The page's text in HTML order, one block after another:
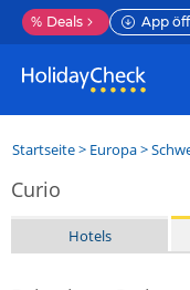
% Deals App
Startseite> Europa>
Curio
Hotels